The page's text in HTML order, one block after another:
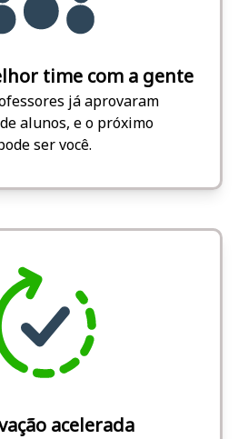
time com a gente
já aprovaram
alunos, e o próximo
ser você.
acelerada